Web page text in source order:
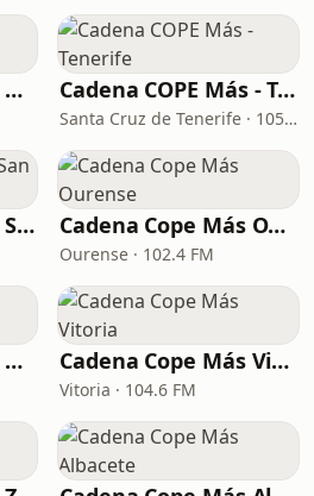
Cadena COPE Más - Coruña Cadena COPE Más - Tenerife
Santa Cruz de Tenerife · 105.1 FM
Cadena COPE Más - San Sebastián Cadena Cope Más Ourense
Ourense · 102.4 FM
Cadena COPE Más - Bilbao Cadena Cope Más Vitoria
Vitoria · 104.6 FM